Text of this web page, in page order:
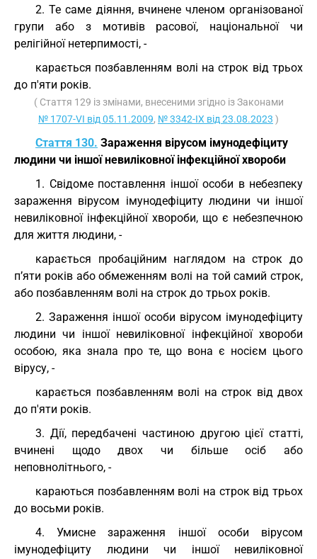
2. Те саме діяння, вчинене членом організованої
групи або з мотивів расової, національної чи
релігійної нетерпимості, -
карається позбавленням волі на строк від трьох
до п'яти років.
( Стаття 129 із змінами, внесеними згідно із Законами
№ 1707-VI від 05.11.2009, № 3342-IX від 23.08.2023 )
Стаття 130. Зараження вірусом імунодефіциту
людини чи іншої невиліковної інфекційної хвороби
1. Свідоме поставлення іншої особи в небезпеку
зараження вірусом імунодефіциту людини чи іншої
невиліковної інфекційної хвороби, що є небезпечною
для життя людини, -
карається пробаційним наглядом на строк до
п’яти років або обмеженням волі на той самий строк,
або позбавленням волі на строк до трьох років.
2. Зараження іншої особи вірусом імунодефіциту
людини чи іншої невиліковної інфекційної хвороби
особою, яка знала про те, що вона є носієм цього
вірусу, -
карається позбавленням волі на строк від двох
до п'яти років.
3. Дії, передбачені частиною другою цієї статті,
вчинені щодо двох чи більше осіб або
неповнолітнього, -
караються позбавленням волі на строк від трьох
до восьми років.
4. Умисне зараження іншої особи вірусом
імунодефіциту людини чи іншої невиліковної